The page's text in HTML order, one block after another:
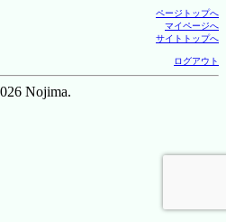
ページトップへ
マイページへ
サイトトップへ
ログアウト
Nojima.